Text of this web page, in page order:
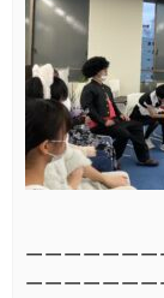
ーーーーーー
ーーーーーー